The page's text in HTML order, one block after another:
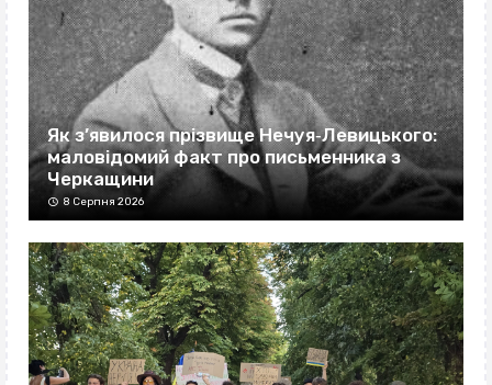
Як з’явилося прізвище Нечуя‐Левицького:
маловідомий факт про письменника з
Черкащини
8 Серпня 2026